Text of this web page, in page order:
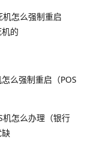
么强制重启（POS